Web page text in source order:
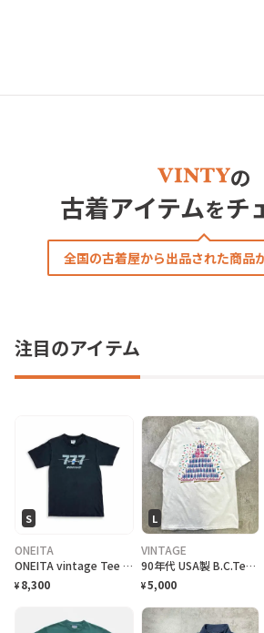
の
古着アイテムをチ
全国の古着屋から出品された商品
注目のアイテム
S
ONEITA
ONEITA vintage Tee シングルステッチ Tシャツ BOEING ボーイング
¥ 8,300
L
VINTAGE
90年代 USA製 B.C.Tee celebrate アートプリントTシャツ メンズL相当 古着 90s VINTAGE ヴィンテージ カナダ BC州 100周年記念 シングルステッチ 白色
¥5,000